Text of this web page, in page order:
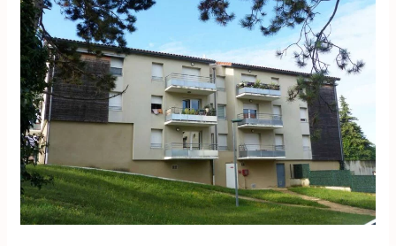
pièces
–
MONTOISON